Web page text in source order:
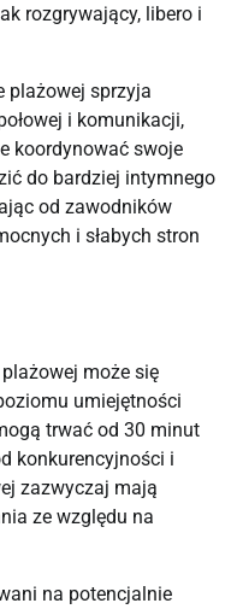
rozgrywający, libero i
plażowej sprzyja
i komunikacji,
koordynować swoje
do bardziej intymnego
od zawodników
i słabych stron
może się
umiejętności
trwać od 30 minut
konkurencyjności i
zazwyczaj mają
ze względu na
na potencjalnie